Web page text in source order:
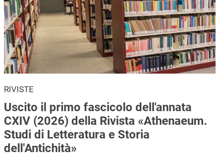
RIVISTE
Uscito il primo fascicolo dell'annata
CXIV (2026) della Rivista «Athenaeum.
Studi di Letteratura e Storia
dell'Antichità»